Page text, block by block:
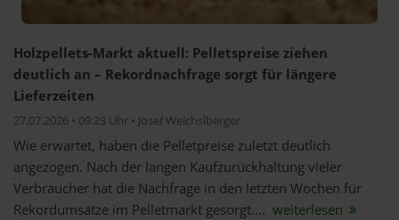
Holzpellets-Markt aktuell: Pelletspreise ziehen
deutlich an – Rekordnachfrage sorgt für längere
Lieferzeiten
27.07.2026 • 09:23 Uhr • Josef Weichslberger
Wie erwartet, haben die Pelletpreise zuletzt deutlich
angezogen. Nach der langen Kaufzurückhaltung vieler
Verbraucher hat die Nachfrage in den letzten Wochen für
Rekordumsätze im Pelletmarkt gesorgt.... weiterlesen